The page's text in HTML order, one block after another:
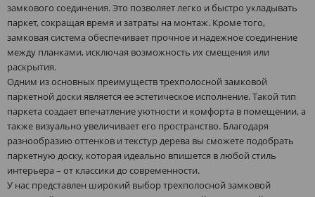
замкового соединения. Это позволяет легко и быстро укладывать
паркет, сокращая время и затраты на монтаж. Кроме того,
замковая система обеспечивает прочное и надежное соединение
между планками, исключая возможность их смещения или
раскрытия.
Одним из основных преимуществ трехполосной замковой
паркетной доски является ее эстетическое исполнение. Такой тип
паркета создает впечатление уютности и комфорта в помещении, а
также визуально увеличивает его пространство. Благодаря
разнообразию оттенков и текстур дерева вы сможете подобрать
паркетную доску, которая идеально впишется в любой стиль
интерьера – от классики до современности.
У нас представлен широкий выбор трехполосной замковой